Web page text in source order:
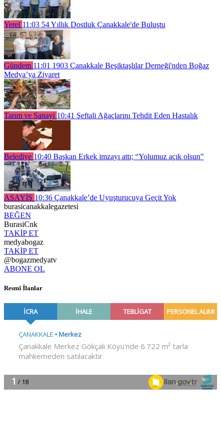
Yerel 11:03 54 Yıllık Dostluk Çanakkale'de Buluştu
Gündem 11:01 1903 Çanakkale Beşiktaşlılar Derneği'nden Boğaz
Medya’ya Ziyaret
Tarım ve Sanayi 10:41 Şeftali Ağaçlarını Tehdit Eden Hastalık
Belediye 10:40 Başkan Erkek imzayı attı; “Yolumuz açık olsun”
ASAYİŞ 10:36 Çanakkale’de Uyuşturucuya Geçit Yok
burasicanakkalegazetesi
BEĞEN
BurasiCnk
TAKİP ET
medyabogaz
TAKİP ET
@bogazmedyatv
ABONE OL
Resmî İlanlar